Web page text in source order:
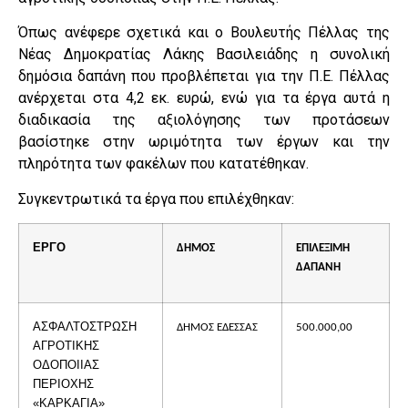
Όπως ανέφερε σχετικά και ο Βουλευτής Πέλλας της
Νέας Δημοκρατίας Λάκης Βασιλειάδης η συνολική
δημόσια δαπάνη που προβλέπεται για την Π.Ε. Πέλλας
ανέρχεται στα 4,2 εκ. ευρώ, ενώ για τα έργα αυτά η
διαδικασία της αξιολόγησης των προτάσεων
βασίστηκε στην ωριμότητα των έργων και την
πληρότητα των φακέλων που κατατέθηκαν.
Συγκεντρωτικά τα έργα που επιλέχθηκαν:
ΕΡΓΟ ΔΗΜΟΣ
ΕΠΙΛΕΞΙΜΗ
ΔΑΠΑΝΗ
ΑΣΦΑΛΤΟΣΤΡΩΣΗ
ΑΓΡΟΤΙΚΗΣ
ΟΔΟΠΟΙΙΑΣ
ΠΕΡΙΟΧΗΣ
«ΚΑΡΚΑΓΙΑ»
ΔΗΜΟΣ ΕΔΕΣΣΑΣ 500.000,00